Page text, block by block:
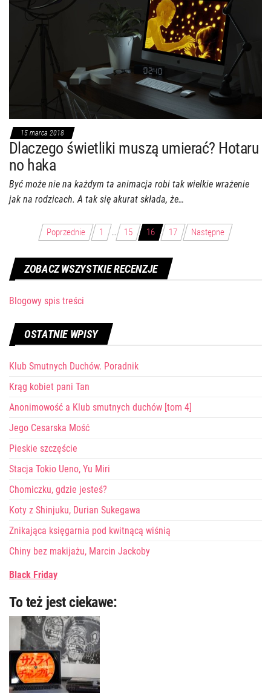
15 marca 2018
Dlaczego świetliki muszą umierać? Hotaru
no haka
Być może nie na każdym ta animacja robi tak wielkie wrażenie
jak na rodzicach. A tak się akurat składa, że…
Stronicowanie
wpisów
Poprzednie 1 … 15 16 17 Następne
ZOBACZ WSZYSTKIE RECENZJE
Blogowy spis treści
OSTATNIE WPISY
Klub Smutnych Duchów. Poradnik
Krąg kobiet pani Tan
Anonimowość a Klub smutnych duchów [tom 4]
Jego Cesarska Mość
Pieskie szczęście
Stacja Tokio Ueno, Yu Miri
Chomiczku, gdzie jesteś?
Koty z Shinjuku, Durian Sukegawa
Znikająca księgarnia pod kwitnącą wiśnią
Chiny bez makijażu, Marcin Jackoby
Black Friday
To też jest ciekawe: